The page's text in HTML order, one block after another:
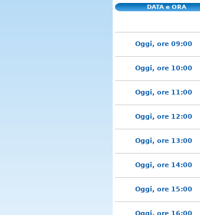
DATA e ORA
Oggi, ore 09:00
Oggi, ore 10:00
Oggi, ore 11:00
Oggi, ore 12:00
Oggi, ore 13:00
Oggi, ore 14:00
Oggi, ore 15:00